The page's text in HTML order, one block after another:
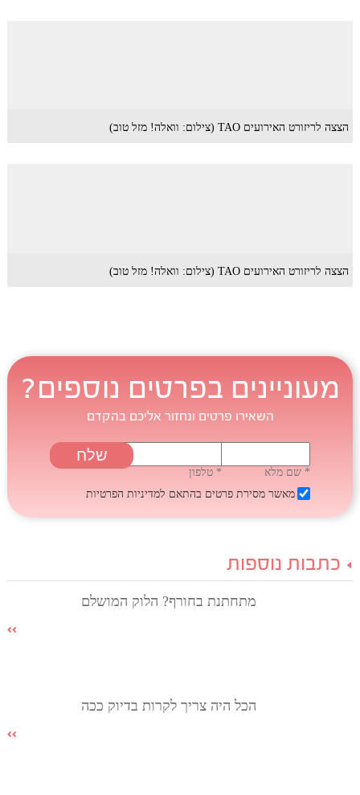
הצצה לריזורט האירועים TAO (צילום: וואלה! מזל טוב)
הצצה לריזורט האירועים TAO (צילום: וואלה! מזל טוב)
מעוניינים בפרטים נוספים?
השאירו פרטים ונחזור אליכם בהקדם
* שם מלא
* טלפון
מאשר מסירת פרטים בהתאם למדיניות הפרטיות
כתבות נוספות
מתחתנת בחורף? הלוק המושלם
הכל היה צריך לקרות בדיוק ככה